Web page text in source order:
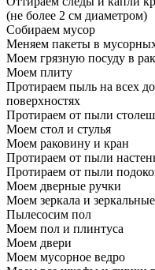
(не более 2 см диаметром)
Собираем мусор
Меняем пакеты в
Моем грязную посуду в
Моем плиту
Протираем пыль на всех
поверхностях
Протираем от пыли
Моем стол и стулья
Моем раковину и кран
Протираем от пыли
Протираем от пыли
Моем дверные ручки
Моем зеркала и
Пылесосим пол
Моем пол и плинтуса
Моем двери
Моем мусорное ведро